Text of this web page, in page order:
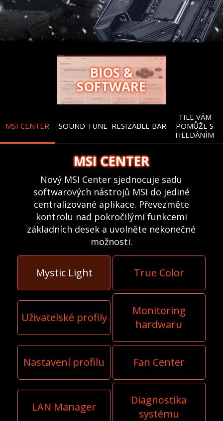
BIOS &
SOFTWARE
MSI CENTER SOUND TUNE RESIZABLE BAR
TILE VÁM
POMŮŽE S
HLEDÁNÍM
MSI CENTER
Nový MSI Center sjednocuje sadu
softwarových nástrojů MSI do jediné
centralizované aplikace. Převezměte
kontrolu nad pokročilými funkcemi
základních desek a uvolněte nekonečné
možnosti.
Mystic Light True Color
Uživatelské profily
Monitoring
hardwaru
Nastavení profilu Fan Center
LAN Manager
Diagnostika
systému